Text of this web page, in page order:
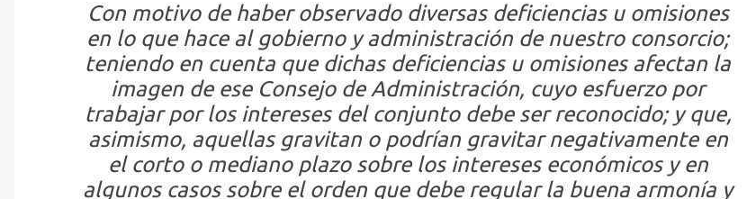
Con motivo de haber observado diversas deficiencias u omisiones
en lo que hace al gobierno y administración de nuestro consorcio;
teniendo en cuenta que dichas deficiencias u omisiones afectan la
imagen de ese Consejo de Administración, cuyo esfuerzo por
trabajar por los intereses del conjunto debe ser reconocido; y que,
asimismo, aquellas gravitan o podrían gravitar negativamente en
el corto o mediano plazo sobre los intereses económicos y en
algunos casos sobre el orden que debe regular la buena armonía y